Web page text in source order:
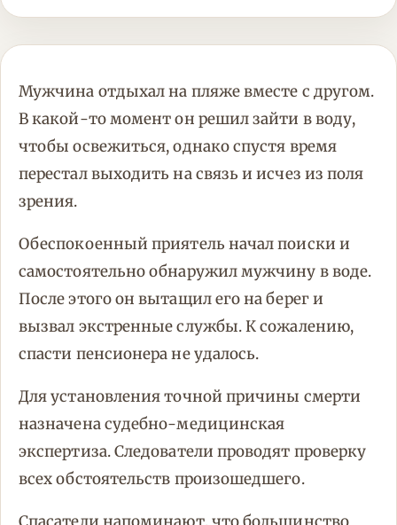
Мужчина отдыхал на пляже вместе с другом.
В какой-то момент он решил зайти в воду,
чтобы освежиться, однако спустя время
перестал выходить на связь и исчез из поля
зрения.
Обеспокоенный приятель начал поиски и
самостоятельно обнаружил мужчину в воде.
После этого он вытащил его на берег и
вызвал экстренные службы. К сожалению,
спасти пенсионера не удалось.
Для установления точной причины смерти
назначена судебно-медицинская
экспертиза. Следователи проводят проверку
всех обстоятельств произошедшего.